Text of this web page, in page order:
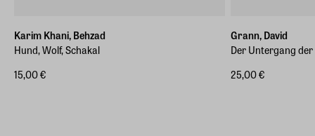
Karim Khani, Behzad
Hund, Wolf, Schakal
15,00 €
Grann, David
Der Untergang
25,00 €